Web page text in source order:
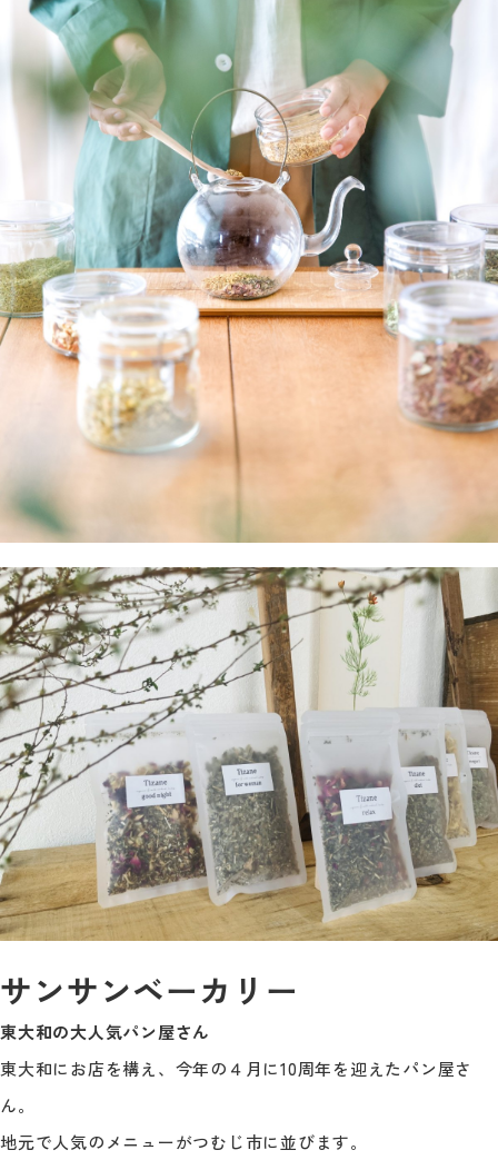
サンサンベーカリー
東大和の大人気パン屋さん
東大和にお店を構え、今年の４月に10周年を迎えたパン屋さ
ん。
地元で人気のメニューがつむじ市に並びます。